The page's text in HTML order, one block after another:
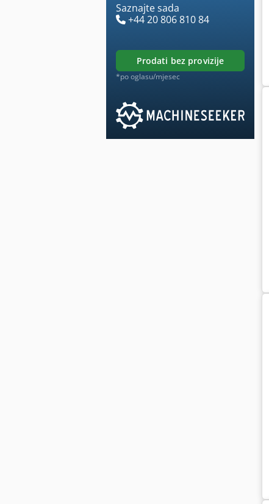
Saznajte sada
+44 20 806 810 84
prodati bez provizije
*po oglasu/mjesec